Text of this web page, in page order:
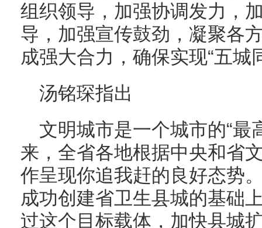
组织领导，加强协调发力，
导，加强宣传鼓劲，凝聚各
成强大合力，确保实现“五城
汤铭琛指出
文明城市是一个城市的“最
来，全省各地根据中央和省
作呈现你追我赶的良好态势
成功创建省卫生县城的基础
过这个目标载体，加快县城